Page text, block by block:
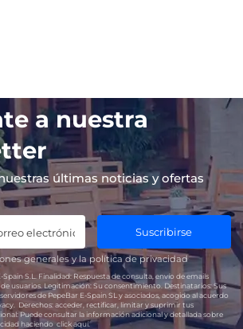
a nuestra
últimas noticias y ofertas
Suscribirse
generales y lapolítica de privacidad
S.L. Finalidad: Respuesta de consulta, envío de emails
usuarios. Legitimación: Su consentimiento. Destinatarios:Sus
de PepeBar E-Spain SL y asociados, acogido al acuerdo
Derechos: acceder, rectificar, limitar y suprimir tus
Puede consultar la información adicional y detallada sobre
haciendoclick aquí.